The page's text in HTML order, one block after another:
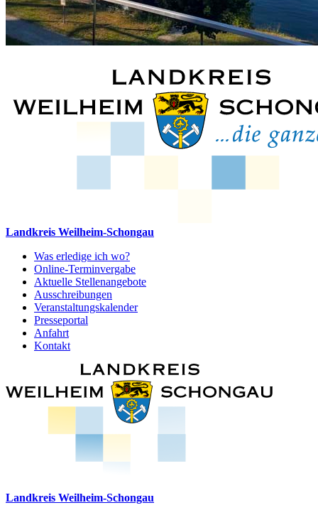
Landkreis Weilheim-Schongau
Was erledige ich wo?
Online-Terminvergabe
Aktuelle Stellenangebote
Ausschreibungen
Veranstaltungskalender
Presseportal
Anfahrt
Kontakt
Landkreis Weilheim-Schongau